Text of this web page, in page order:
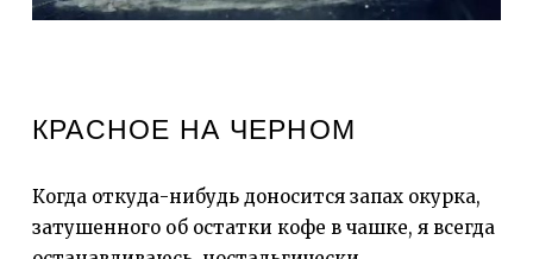
КРАСНОЕ НА ЧЕРНОМ
Когда откуда-нибудь доносится запах окурка,
затушенного об остатки кофе в чашке, я всегда